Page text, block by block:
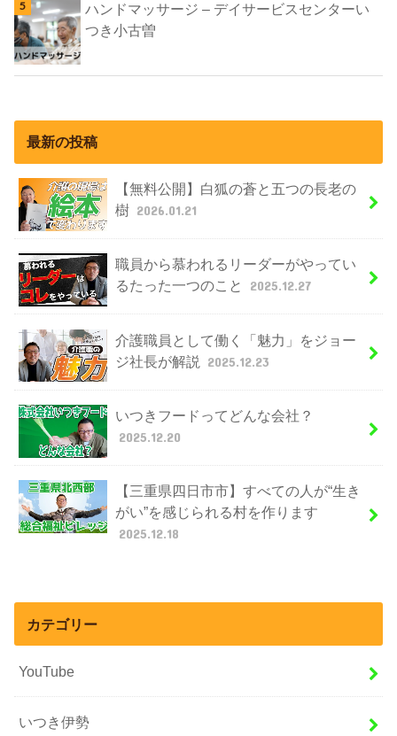
ハンドマッサージ – デイサービスセンターい
つき小古曽
最新の投稿
【無料公開】白狐の蒼と五つの長老の
樹 2026.01.21
職員から慕われるリーダーがやってい
るたった一つのこと
2025.12.27
介護職員として働く「魅力」をジョー
ジ社長が解説
2025.12.23
いつきフードってどんな会社？
2025.12.20
【三重県四日市市】すべての人が“生き
がい”を感じられる村を作ります
2025.12.18
カテゴリー
YouTube
いつき伊勢